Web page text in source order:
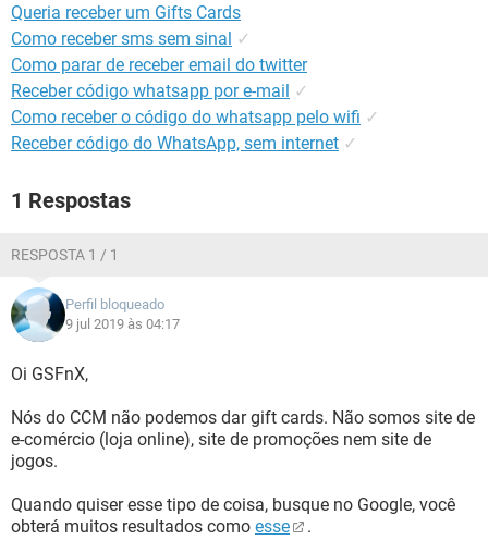
Queria receber um Gifts Cards
Como receber sms sem sinal ✓
Como parar de receber email do twitter
Receber código whatsapp por e-mail ✓
Como receber o código do whatsapp pelo wifi ✓
Receber código do WhatsApp, sem internet ✓
1 Respostas
RESPOSTA 1 / 1
Perfil bloqueado
9 jul 2019 às 04:17
Oi GSFnX,
Nós do CCM não podemos dar gift cards. Não somos site de
e-comércio (loja online), site de promoções nem site de
jogos.
Quando quiser esse tipo de coisa, busque no Google, você
obterá muitos resultados como esse .